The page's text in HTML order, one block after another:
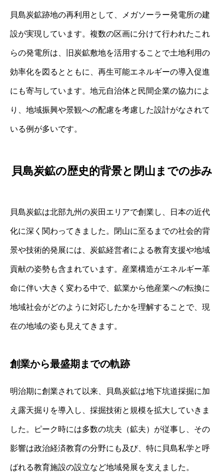
貝島炭鉱跡地の再利用として、メガソーラー発電所の建
設が実現しています。複数の区画に分けて行われたこれ
らの発電所は、旧炭鉱敷地を活用することで土地利用の
効率化を図るとともに、再生可能エネルギーの導入促進
にも寄与しています。地元自治体と民間企業の協力によ
り、地域振興や景観への配慮を考慮した設計がなされて
いる例が多いです。
貝島炭鉱の歴史的背景と閉山までの歩み
貝島炭鉱は北部九州の炭田エリアで創業し、日本の近代
化に深く関わってきました。閉山に至るまでの社会的背
景や技術的発展には、炭鉱経営者による教育支援や地域
貢献の姿勢も含まれています。産業構造がエネルギー革
命に伴い大きく変わる中で、鉱業から他産業への転換に
地域社会がどのように対応したかを理解することで、現
在の地域の姿も見えてきます。
創業から最盛期までの軌跡
明治期に創業されて以来、貝島炭鉱は地下坑道採掘に加
え露天掘りを導入し、採掘技術と規模を拡大していきま
した。ピーク時には多数の坑夫（鉱夫）が従事し、その
影響は政治経済教育の分野にも及び、特に貝島私学と呼
ばれる教育施設の設立など地域発展を支えました。